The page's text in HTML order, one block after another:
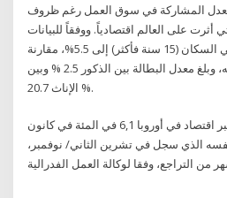
في معدل المشاركة في سوق العمل رغم ظروف
أثرت على العالم اقتصادياً. ووفقاً للبيانات
انخفض معدل البطالة لإجمالي السكان (15 سنة فأكثر) إلى 5.5%، مقارنة
بـ 5.6 % في الربع الذي سبقه، وبلغ معدل البطالة بين الذكور 2.5 % وبين
الإناث 20.7 %.
وبلغ معدل البطالة في أكبر اقتصاد في أوروبا 6,1 في المئة في كانون
الذي سجل في تشرين الثاني/ نوفمبر،